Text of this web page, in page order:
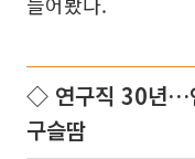
◇ 연구직 30년…
구슬땀